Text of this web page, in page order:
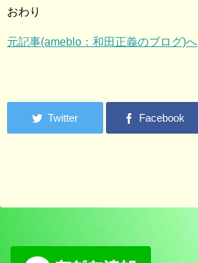
おわり
元記事(ameblo：和田正義のブログ)へ